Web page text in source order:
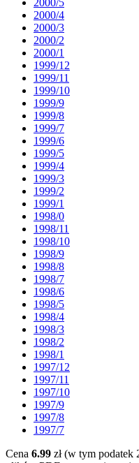
2000/4
2000/3
2000/2
2000/1
1999/12
1999/11
1999/10
1999/9
1999/8
1999/7
1999/6
1999/5
1999/4
1999/3
1999/2
1999/1
1998/0
1998/11
1998/10
1998/9
1998/8
1998/7
1998/6
1998/5
1998/4
1998/3
1998/2
1998/1
1997/12
1997/11
1997/10
1997/9
1997/8
1997/7
Cena 6.99 zł (w tym podatek